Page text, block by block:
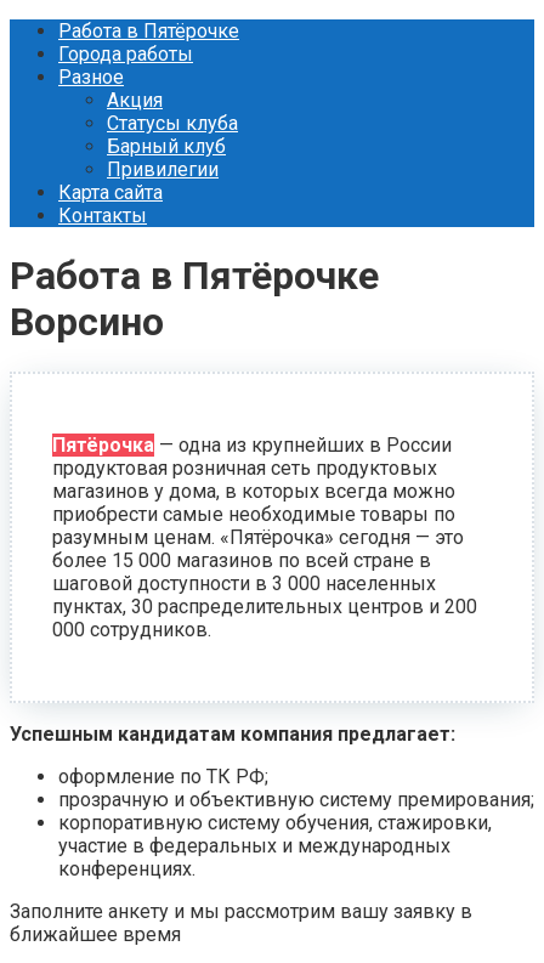
Перейти
контенту
Работа в Пятёрочке
Города работы
Разное
Акция
Статусы клуба
Барный клуб
Привилегии
Карта сайта
Контакты
Работа в Пятёрочке
Ворсино
Пятёрочка — одна из крупнейших в России
продуктовая розничная сеть продуктовых
магазинов у дома, в которых всегда можно
приобрести самые необходимые товары по
разумным ценам. «Пятёрочка» сегодня — это
более 15 000 магазинов по всей стране в
шаговой доступности в 3 000 населенных
пунктах, 30 распределительных центров и 200
000 сотрудников.
Успешным кандидатам компания предлагает:
оформление по ТК РФ;
прозрачную и объективную систему премирования;
корпоративную систему обучения, стажировки,
участие в федеральных и международных
конференциях.
Заполните анкету и мы рассмотрим вашу заявку в
ближайшее время